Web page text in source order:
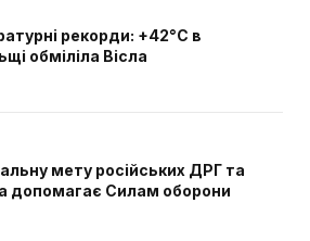
рекорди: +42°C в
обміліла Вісла
мету російських ДРГ та
допомагає Силам оборони